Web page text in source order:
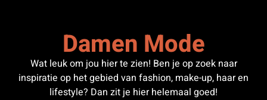
Damen Mode
Wat leuk om jou hier te zien! Ben je op zoek naar
inspiratie op het gebied van fashion, make-up, haar en
lifestyle? Dan zit je hier helemaal goed!